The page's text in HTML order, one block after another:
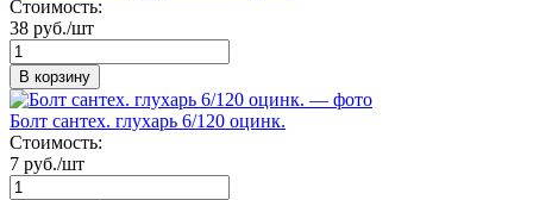
Стоимость:
38 руб./шт
В корзину
Болт сантех. глухарь 6/120 оцинк.
Стоимость:
7 руб./шт